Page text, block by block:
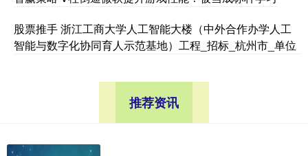
股票推手 浙江工商大学人工智能大楼（中外合作办学人工
智能与数字化协同育人示范基地）工程_招标_杭州市_单位
推荐资讯